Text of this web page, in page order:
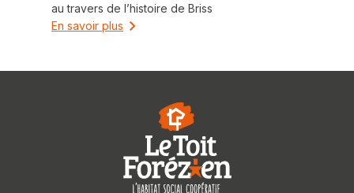
au travers de l’histoire de Briss
En savoir plus